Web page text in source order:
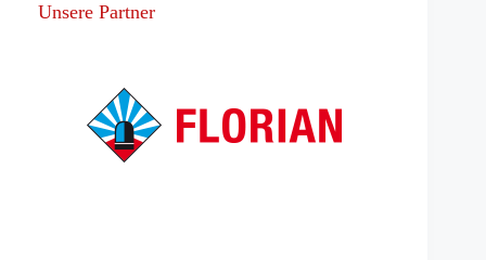
Unsere Partner